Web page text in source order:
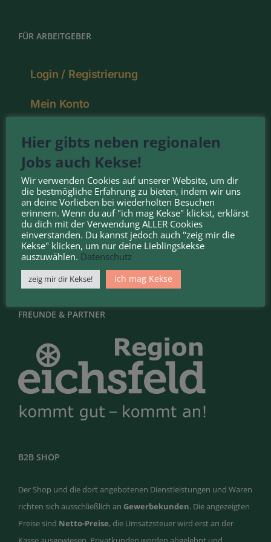
FÜR ARBEITGEBER
Login / Registrierung
Mein Konto
Pakete
Deine Vorteile
NOMINIERT FÜR DEN:
FREUNDE & PARTNER
B2B SHOP
Der Shop und die dort angebotenen Dienstleistungen und Waren
richten sich ausschließlich an Gewerbekunden. Die angezeigten
Preise sind Netto-Preise, die Umsatzsteuer wird erst an der
Hier gibts neben regionalen
Jobs auch Kekse!
Wir verwenden Cookies auf unserer Website, um dir
die bestmögliche Erfahrung zu bieten, indem wir uns
an deine Vorlieben bei wiederholten Besuchen
erinnern. Wenn du auf "ich mag Kekse" klickst, erklärst
du dich mit der Verwendung ALLER Cookies
einverstanden. Du kannst jedoch auch "zeig mir die
Kekse" klicken, um nur deine Lieblingskekse
auszuwählen. Datenschutz
zeig mir dir Kekse! ich mag Kekse